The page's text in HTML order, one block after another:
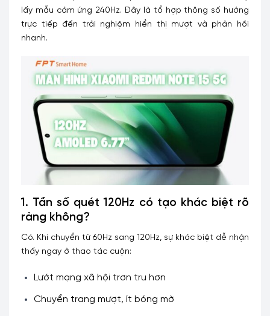
lấy mẫu cảm ứng 240Hz. Đây là tổ hợp thông số hướng
trực tiếp đến trải nghiệm hiển thị mượt và phản hồi
nhanh.
1. Tần số quét 120Hz có tạo khác biệt rõ
ràng không?
Có. Khi chuyển từ 60Hz sang 120Hz, sự khác biệt dễ nhận
thấy ngay ở thao tác cuộn:
Lướt mạng xã hội trơn tru hơn
Chuyển trang mượt, ít bóng mờ